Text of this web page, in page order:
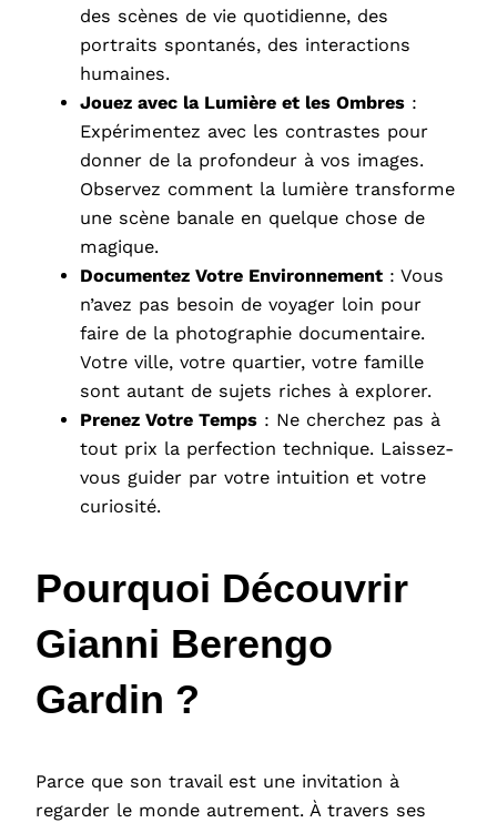
des scènes de vie quotidienne, des
portraits spontanés, des interactions
humaines.
Jouez avec la Lumière et les Ombres :
Expérimentez avec les contrastes pour
donner de la profondeur à vos images.
Observez comment la lumière transforme
une scène banale en quelque chose de
magique.
Documentez Votre Environnement : Vous
n’avez pas besoin de voyager loin pour
faire de la photographie documentaire.
Votre ville, votre quartier, votre famille
sont autant de sujets riches à explorer.
Prenez Votre Temps : Ne cherchez pas à
tout prix la perfection technique. Laissez-
vous guider par votre intuition et votre
curiosité.
Pourquoi Découvrir
Gianni Berengo
Gardin ?
Parce que son travail est une invitation à
regarder le monde autrement. À travers ses